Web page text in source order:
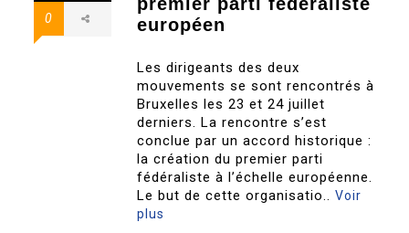
0
européen
Les dirigeants des deux
mouvements se sont rencontrés à
Bruxelles les 23 et 24 juillet
derniers. La rencontre s’est
conclue par un accord historique :
la création du premier parti
fédéraliste à l’échelle européenne.
Le but de cette organisatio..Voir
plus